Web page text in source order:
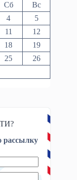
Сб
Вс
4
5
11
12
18
19
25
26
рассылку